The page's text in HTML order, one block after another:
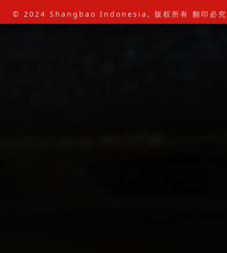
© 2024 Shangbao Indonesia, 版权所有 翻印必